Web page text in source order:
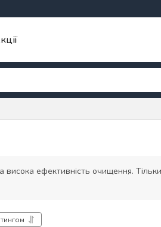
висока ефективність очищення.